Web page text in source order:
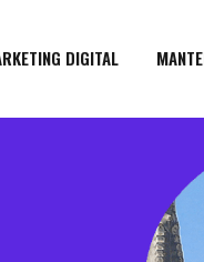
DIGITAL